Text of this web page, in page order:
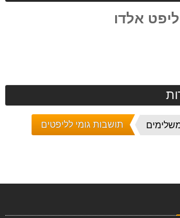
אלדו
תושבות גומי לליפטים